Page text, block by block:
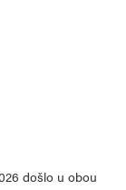
došlo u obou